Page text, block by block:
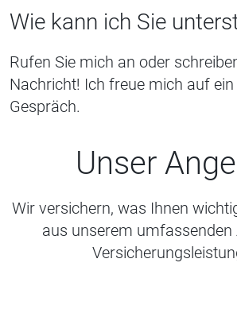
Wie kann ich Sie
Rufen Sie mich an oder
Nachricht! Ich freue mich auf
Gespräch.
Unser
Wir versichern, was Ihnen
aus unserem umfassenden